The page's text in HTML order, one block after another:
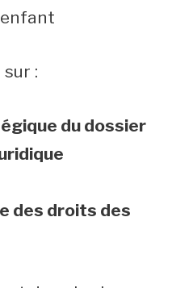
:
du dossier
des droits des